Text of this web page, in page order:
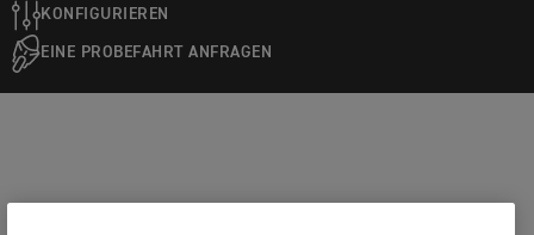
KONFIGURIEREN
EINE PROBEFAHRT ANFRAGEN